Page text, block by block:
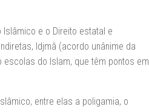
e o Direito estatal e
Idjmâ (acordo unânime da
escolas do Islam, que têm pontos em
entre elas a poligamia, o